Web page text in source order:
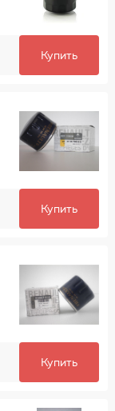
Купить
Купить
Купить